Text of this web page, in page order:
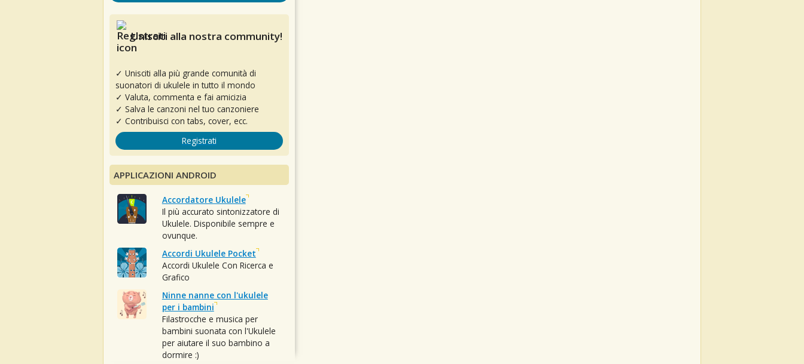
Unisciti alla nostra community!
✓ Unisciti alla più grande comunità di
suonatori di ukulele in tutto il mondo
✓ Valuta, commenta e fai amicizia
✓ Salva le canzoni nel tuo canzoniere
✓ Contribuisci con tabs, cover, ecc.
Registrati
APPLICAZIONI ANDROID
Accordatore Ukulele
Il più accurato sintonizzatore di
Ukulele. Disponibile sempre e
ovunque.
Accordi Ukulele Pocket
Accordi Ukulele Con Ricerca e
Grafico
Ninne nanne con l'ukulele
per i bambini
Filastrocche e musica per
bambini suonata con l'Ukulele
per aiutare il suo bambino a
dormire :)